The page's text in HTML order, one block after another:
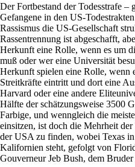
Der Fortbestand der Todesstrafe –
Gefangene in den US-
Rassismus die US-Gesellschaft
Rassentrennung ist abgeschafft,
Herkunft eine Rolle, wenn es um
muß oder wer eine Universität
Herkunft spielen eine Rolle, wenn
Streitkräfte eintritt und dort eine
Harvard oder eine andere
Hälfte der schätzungsweise 3500
Farbige, und wenngleich die
einsitzen, ist doch die Mehrheit
der USA zu finden, wobei Texas
Kalifornien steht, gefolgt von
Gouverneur Jeb Bush, dem